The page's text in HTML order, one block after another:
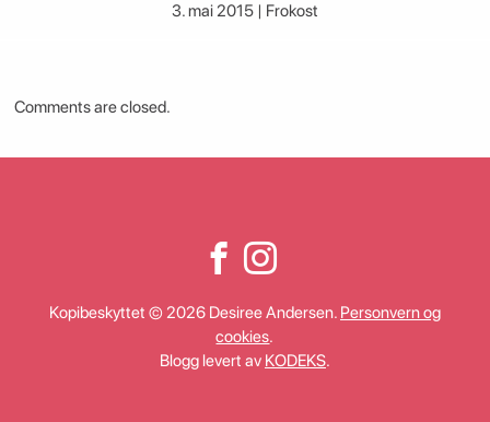
3. mai 2015 | Frokost
Comments are closed.
Kopibeskyttet © 2026 Desiree Andersen. Personvern og
cookies.
Blogg levert av KODEKS.